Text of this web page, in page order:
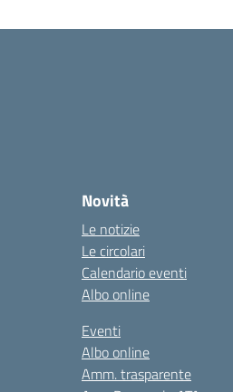
Novità
Le notizie
Le circolari
Calendario eventi
Albo online
Eventi
Albo online
Amm. trasparente